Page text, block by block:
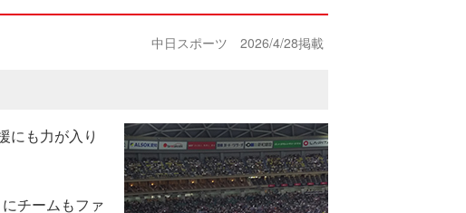
中日スポーツ 2026/4/28掲載
にも力が入り
チームもファ